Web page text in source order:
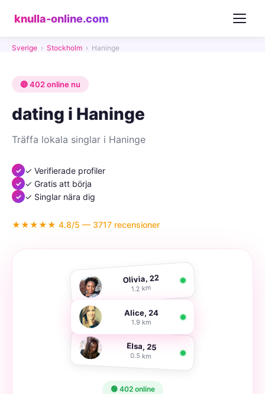
knulla-online.com
Sverige › Stockholm › Haninge
🔴 402 online nu
dating i Haninge
Träffa lokala singlar i Haninge
✓ Verifierade profiler
✓ Gratis att börja
✓ Singlar nära dig
★★★★★ 4.8/5 — 3717 recensioner
Olivia, 22
1.2 km
Alice, 24
1.9 km
Elsa, 25
0.5 km
🟢 402 online